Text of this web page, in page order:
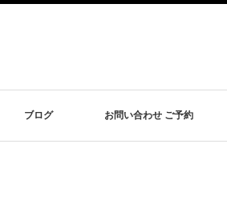
ブログ お問い合わせ ご予約